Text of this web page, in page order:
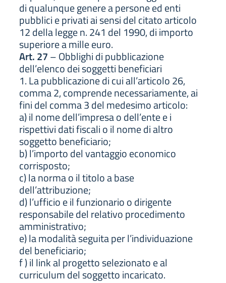
di qualunque genere a persone ed enti
pubblici e privati ai sensi del citato articolo
12 della legge n. 241 del 1990, di importo
superiore a mille euro.
Art. 27– Obblighi di pubblicazione
dell’elenco dei soggetti beneficiari
1. La pubblicazione di cui all’articolo 26,
comma 2, comprende necessariamente, ai
fini del comma 3 del medesimo articolo:
a) il nome dell’impresa o dell’ente e i
rispettivi dati fiscali o il nome di altro
soggetto beneficiario;
b) l’importo del vantaggio economico
corrisposto;
c) la norma o il titolo a base
dell’attribuzione;
d) l’ufficio e il funzionario o dirigente
responsabile del relativo procedimento
amministrativo;
e) la modalità seguita per l’individuazione
del beneficiario;
f ) il link al progetto selezionato e al
curriculum del soggetto incaricato.